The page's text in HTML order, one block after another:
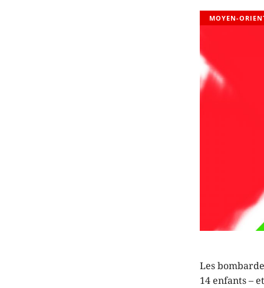
MOYEN-
Les
14 enfants –